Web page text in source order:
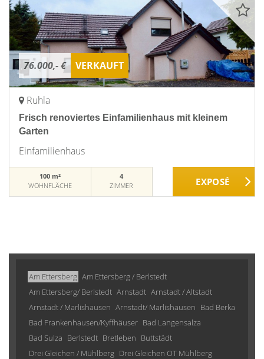
76.000,- € VERKAUFT
Ruhla
Frisch renoviertes Einfamilienhaus mit kleinem
Garten
Einfamilienhaus
100 m²
WOHNFLÄCHE
4
ZIMMER
Am Ettersberg Am Ettersberg / Berlstedt
Am Ettersberg/ Berlstedt Arnstadt Arnstadt / Altstadt
Arnstadt / Marlishausen Arnstadt/ Marlishausen Bad Berka
Bad Frankenhausen/Kyffhäuser Bad Langensalza
Bad Sulza Berlstedt Bretleben Buttstädt
Drei Gleichen / Mühlberg Drei Gleichen OT Mühlberg